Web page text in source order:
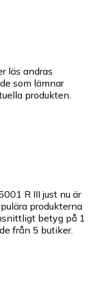
läs andras
som lämnar
produkten.
R III just nu är
produkterna
betyg på 1
från 5 butiker.